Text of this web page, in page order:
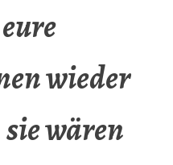
wieder
wären